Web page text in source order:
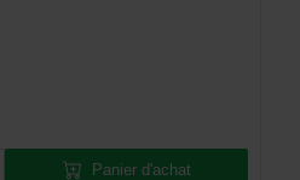
Panier d'achat